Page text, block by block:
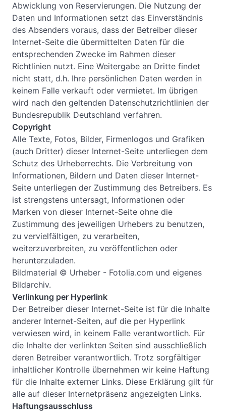
Abwicklung von Reservierungen. Die Nutzung der
Daten und Informationen setzt das Einverständnis
des Absenders voraus, dass der Betreiber dieser
Internet-Seite die übermittelten Daten für die
entsprechenden Zwecke im Rahmen dieser
Richtlinien nutzt. Eine Weitergabe an Dritte findet
nicht statt, d.h. Ihre persönlichen Daten werden in
keinem Falle verkauft oder vermietet. Im übrigen
wird nach den geltenden Datenschutzrichtlinien der
Bundesrepublik Deutschland verfahren.
Copyright
Alle Texte, Fotos, Bilder, Firmenlogos und Grafiken
(auch Dritter) dieser Internet-Seite unterliegen dem
Schutz des Urheberrechts. Die Verbreitung von
Informationen, Bildern und Daten dieser Internet-
Seite unterliegen der Zustimmung des Betreibers. Es
ist strengstens untersagt, Informationen oder
Marken von dieser Internet-Seite ohne die
Zustimmung des jeweiligen Urhebers zu benutzen,
zu vervielfältigen, zu verarbeiten,
weiterzuverbreiten, zu veröffentlichen oder
herunterzuladen.
Bildmaterial © Urheber - Fotolia.com und eigenes
Bildarchiv.
Verlinkung per Hyperlink
Der Betreiber dieser Internet-Seite ist für die Inhalte
anderer Internet-Seiten, auf die per Hyperlink
verwiesen wird, in keinem Falle verantwortlich. Für
die Inhalte der verlinkten Seiten sind ausschließlich
deren Betreiber verantwortlich. Trotz sorgfältiger
inhaltlicher Kontrolle übernehmen wir keine Haftung
für die Inhalte externer Links. Diese Erklärung gilt für
alle auf dieser Internetpräsenz angezeigten Links.
Haftungsausschluss